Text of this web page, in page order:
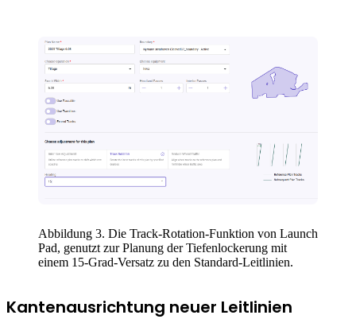
Abbildung 3. Die Track-Rotation-Funktion von Launch
Pad, genutzt zur Planung der Tiefenlockerung mit
einem 15-Grad-Versatz zu den Standard-Leitlinien.
Kantenausrichtung neuer Leitlinien